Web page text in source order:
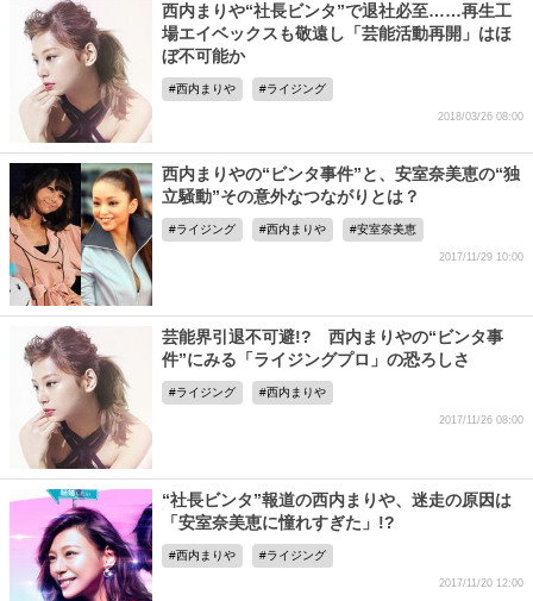
西内まりや“社長ビンタ”で退社必至……再生工
場エイベックスも敬遠し「芸能活動再開」はほ
ぼ不可能か
西内まりや ライジング
2018/03/26 08:00
西内まりやの“ビンタ事件”と、安室奈美恵の“独
立騒動”その意外なつながりとは？
ライジング 西内まりや 安室奈美恵
2017/11/29 10:00
芸能界引退不可避!? 西内まりやの“ビンタ事
件”にみる「ライジングプロ」の恐ろしさ
ライジング 西内まりや
2017/11/26 08:00
“社長ビンタ”報道の西内まりや、迷走の原因は
「安室奈美恵に憧れすぎた」!?
西内まりや ライジング
2017/11/20 12:00